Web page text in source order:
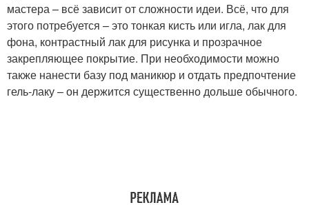
Маникюр с японскими
иероглифами
Маникюр в японском
стиле
маникюр в домашних
мастера – всё зависит от сложности идеи. Всё, что для
этого потребуется – это тонкая кисть или игла, лак для
фона, контрастный лак для рисунка и прозрачное
закрепляющее покрытие. При необходимости можно
также нанести базу под маникюр и отдать предпочтение
гель-лаку – он держится существенно дольше обычного.